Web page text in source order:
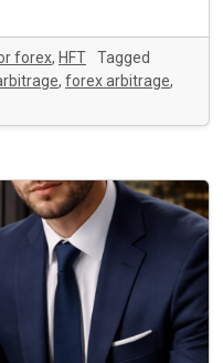
forex, HFT
Tagged
, forex arbitrage,